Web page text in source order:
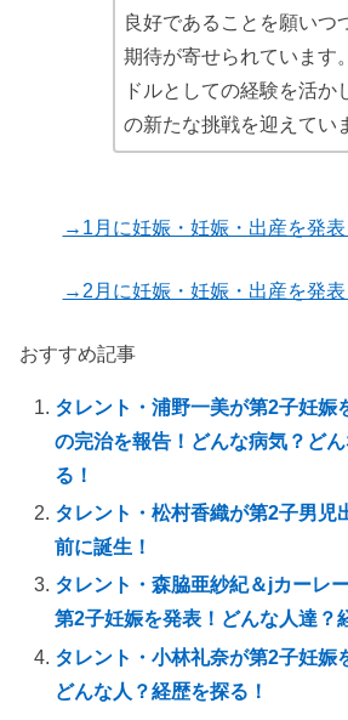
良好であることを願いつ
期待が寄せられています
ドルとしての経験を活か
の新たな挑戦を迎えてい
→1月に妊娠・妊娠・出産を発
→2月に妊娠・妊娠・出産を発
おすすめ記事
タレント・浦野一美が第2子妊娠
の完治を報告！どんな病気？ど
る！
タレント・松村香織が第2子男児
前に誕生！
タレント・森脇亜紗紀＆jカーレ
第2子妊娠を発表！どんな人達？
タレント・小林礼奈が第2子妊娠
どんな人？経歴を探る！